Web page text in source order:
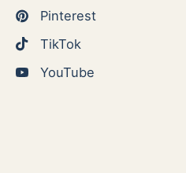
Pinterest
TikTok
YouTube